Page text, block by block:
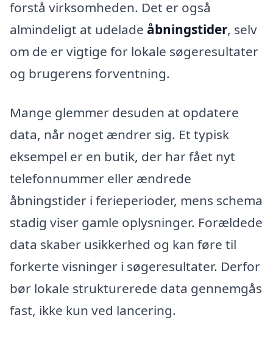
forstå virksomheden. Det er også
almindeligt at udelade åbningstider, selv
om de er vigtige for lokale søgeresultater
og brugerens forventning.
Mange glemmer desuden at opdatere
data, når noget ændrer sig. Et typisk
eksempel er en butik, der har fået nyt
telefonnummer eller ændrede
åbningstider i ferieperioder, mens schema
stadig viser gamle oplysninger. Forældede
data skaber usikkerhed og kan føre til
forkerte visninger i søgeresultater. Derfor
bør lokale strukturerede data gennemgås
fast, ikke kun ved lancering.